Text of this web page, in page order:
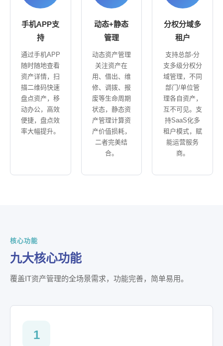
手机APP支
持
通过手机APP
随时随地查看
资产详情，扫
描二维码快速
盘点资产，移
动办公，高效
便捷，盘点效
率大幅提升。
动态+静态
管理
动态资产管理
关注资产在
用、借出、维
修、调拨、报
废等生命周期
状态，静态资
产管理计算资
产价值损耗，
二者完美结
合。
分权分域多
租户
支持总部-分
支多级分权分
域管理，不同
部门/单位管
理各自资产，
互不可见。支
持SaaS化多
租户模式，赋
能运营服务
商。
核心功能
九大核心功能
覆盖IT资产管理的全场景需求，功能完善，简单易用。
1